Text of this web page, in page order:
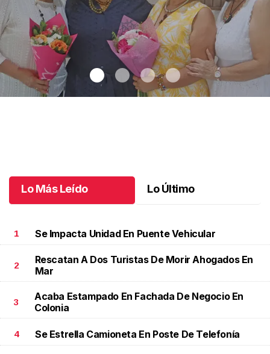
Lo Más Leído Lo Último
1 Se Impacta Unidad En Puente Vehicular
2
Rescatan A Dos Turistas De Morir Ahogados En
Mar
3
Acaba Estampado En Fachada De Negocio En
Colonia
4 Se Estrella Camioneta En Poste De Telefonía